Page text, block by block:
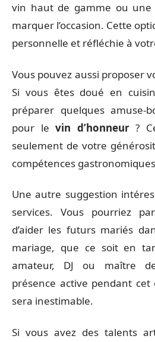
vin haut de gamme ou une
marquer l’occasion. Cette
personnelle et réfléchie à
Vous pouvez aussi proposer
Si vous êtes doué en
préparer quelques amuse-
pour levin d’honneur?
seulement de votre
compétences
Une autre suggestion
services. Vous pourriez
d’aider les futurs mariés
mariage, que ce soit en
amateur, DJ ou maître
présence active pendant
sera inestimable.
Si vous avez des talents